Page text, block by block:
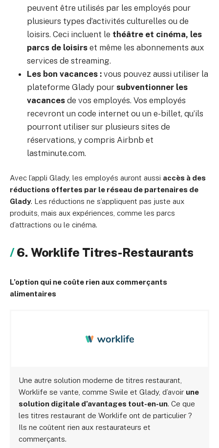
peuvent être utilisés par les employés pour
plusieurs types d’activités culturelles ou de
loisirs. Ceci incluent le théâtre et cinéma, les
parcs de loisirs et même les abonnements aux
services de streaming.
Les bon vacances : vous pouvez aussi utiliser la
plateforme Glady pour subventionner les
vacances de vos employés. Vos employés
recevront un code internet ou un e-billet, qu’ils
pourront utiliser sur plusieurs sites de
réservations, y compris Airbnb et
lastminute.com.
Avec l’appli Glady, les employés auront aussi accès à des
réductions offertes par le réseau de partenaires de
Glady. Les réductions ne s’appliquent pas juste aux
produits, mais aux expériences, comme les parcs
d’attractions ou le cinéma.
6. Worklife Titres-Restaurants
L’option qui ne coûte rien aux commerçants
alimentaires
Une autre solution moderne de titres restaurant,
Worklife se vante, comme Swile et Glady, d’avoir une
solution digitale d’avantages tout-en-un. Ce que
les titres restaurant de Worklife ont de particulier ?
Ils ne coûtent rien aux restaurateurs et
commerçants.